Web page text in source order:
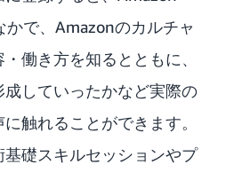
かで、Amazonのカルチャ
働き方を知るとともに、
していったかなど実際の
触れることができます。
基礎スキルセッションやプ